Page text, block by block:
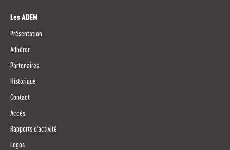
Les ADEM
Présentation
Adhérer
Partenaires
Historique
Contact
Accès
Rapports d'activité
Logos